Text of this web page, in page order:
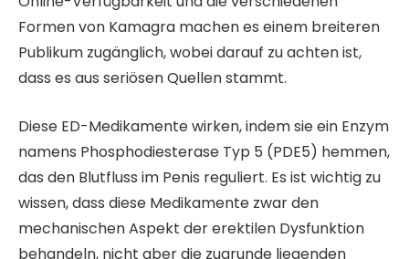
Formen von Kamagra machen es einem breiteren
Publikum zugänglich, wobei darauf zu achten ist,
dass es aus seriösen Quellen stammt.
Diese ED-Medikamente wirken, indem sie ein Enzym
namens Phosphodiesterase Typ 5 (PDE5) hemmen,
das den Blutfluss im Penis reguliert. Es ist wichtig zu
wissen, dass diese Medikamente zwar den
mechanischen Aspekt der erektilen Dysfunktion
behandeln, nicht aber die zugrunde liegenden